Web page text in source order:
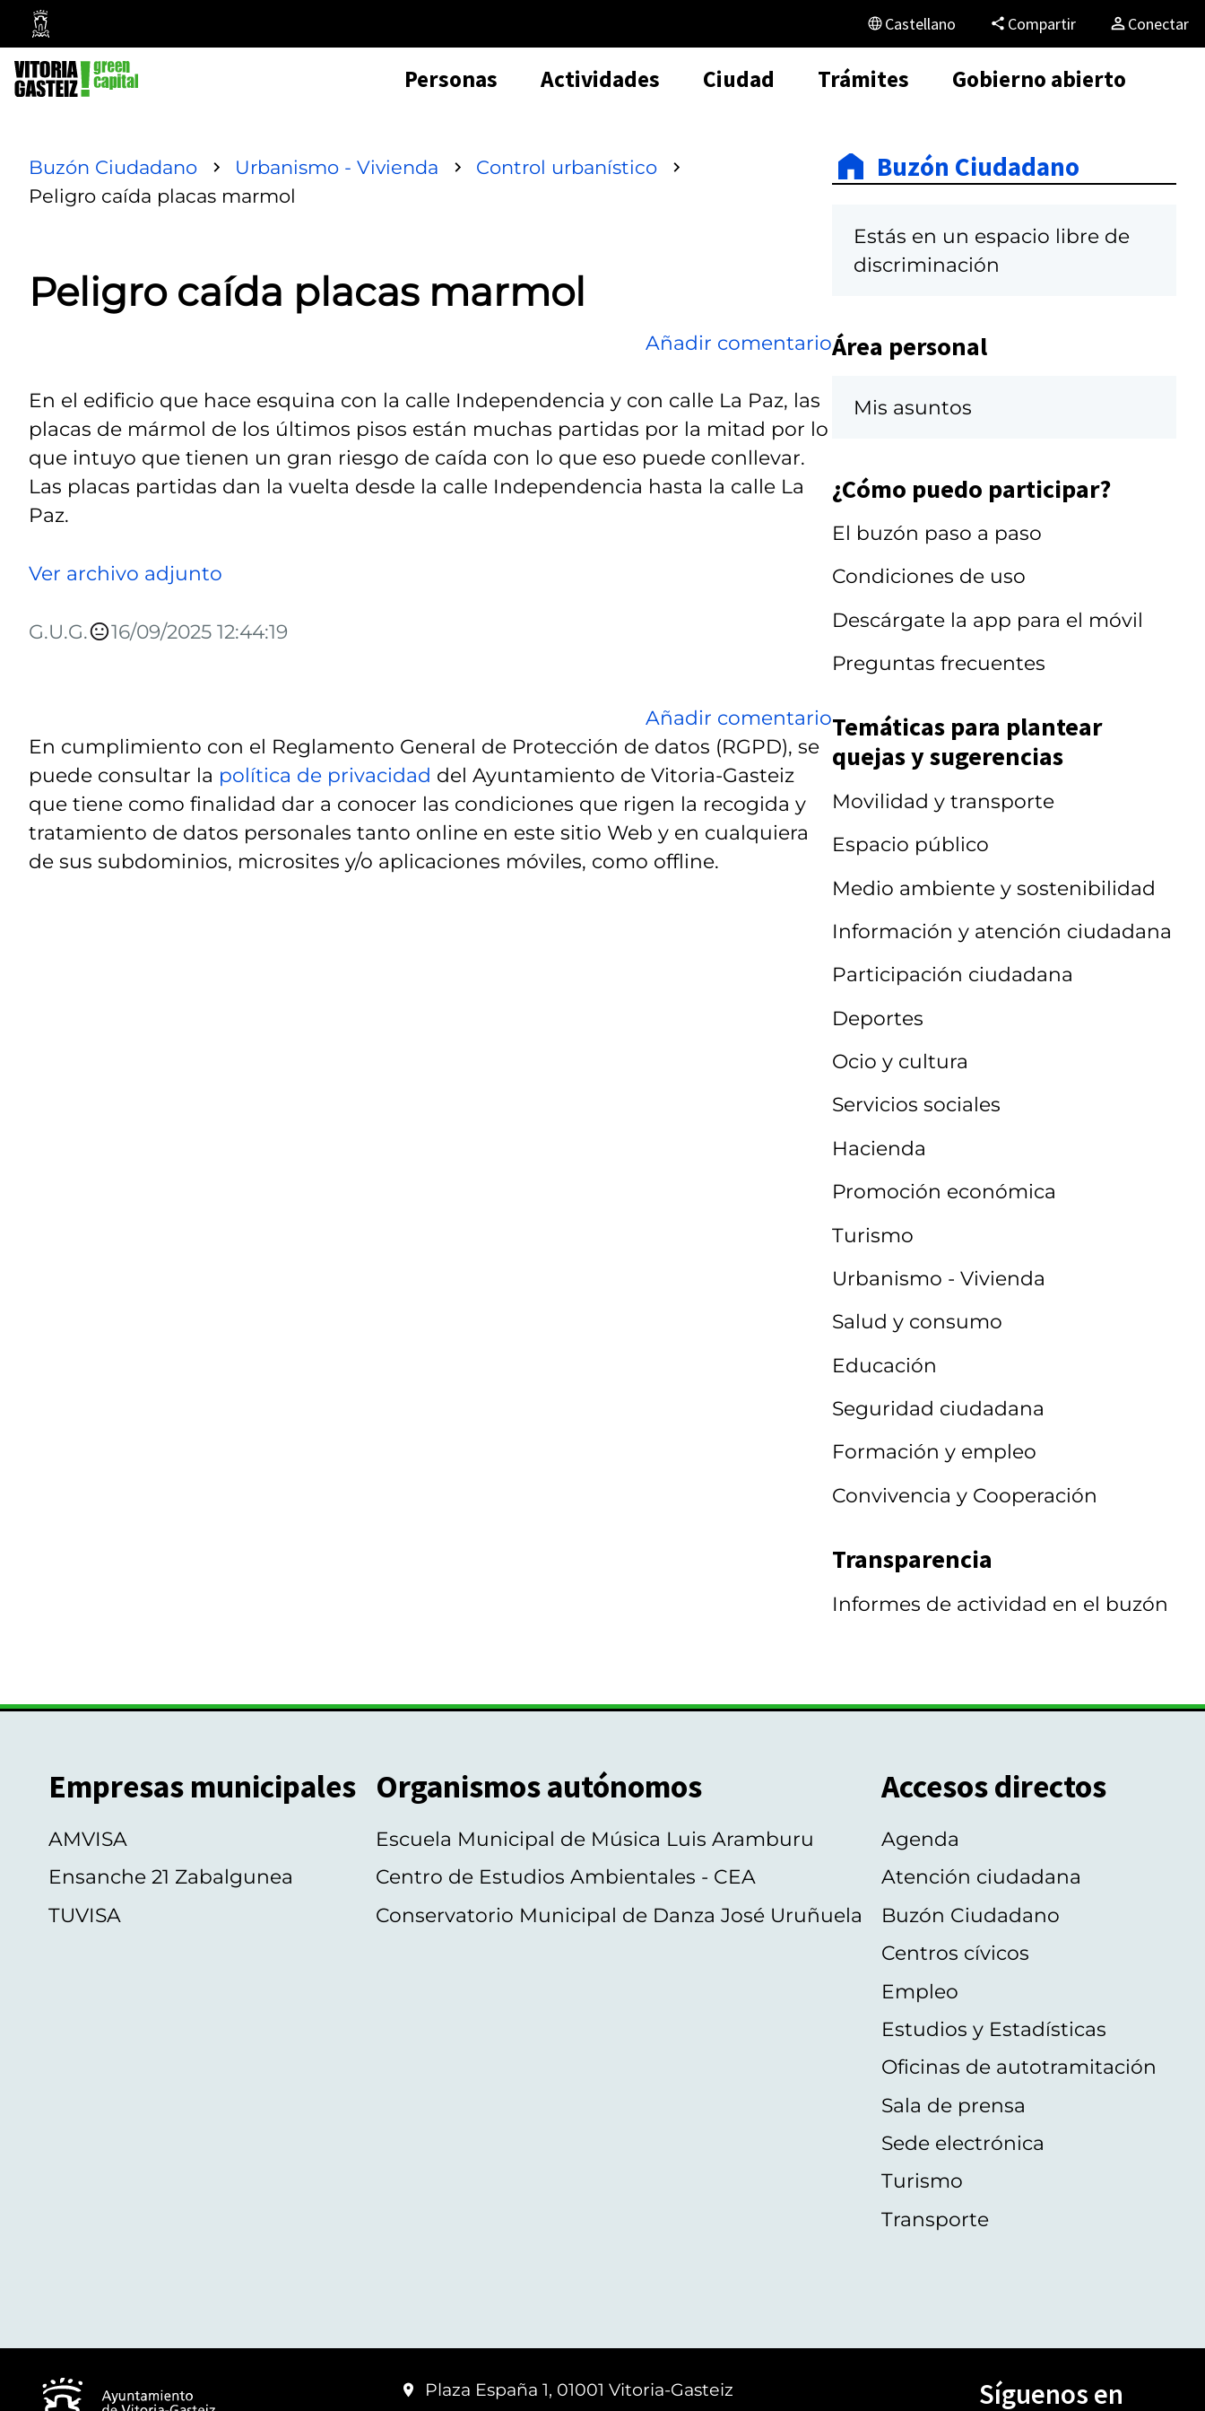
Ayuntamiento
Vitoria-
Gasteiz
Castellano Compartir Conectar
Personas Actividades Ciudad Trámites Gobierno abierto
Buzón Ciudadano Urbanismo - Vivienda
Control urbanístico
Peligro caída placas marmol
Peligro caída placas marmol
Añadir comentario
En el edificio que hace esquina con la calle Independencia y con calle La Paz, las
placas de mármol de los últimos pisos están muchas partidas por la mitad por lo
que intuyo que tienen un gran riesgo de caída con lo que eso puede conllevar.
Las placas partidas dan la vuelta desde la calle Independencia hasta la calle La
Paz.
Ver archivo adjunto
G.U.G. 16/09/2025 12:44:19
Añadir comentario
En cumplimiento con el Reglamento General de Protección de datos (RGPD), se
puede consultar la política de privacidad del Ayuntamiento de Vitoria-Gasteiz
que tiene como finalidad dar a conocer las condiciones que rigen la recogida y
tratamiento de datos personales tanto online en este sitio Web y en cualquiera
de sus subdominios, microsites y/o aplicaciones móviles, como offline.
Buzón Ciudadano
Estás en un espacio libre de
discriminación
Área personal
Mis asuntos
¿Cómo puedo participar?
El buzón paso a paso
Condiciones de uso
Descárgate la app para el móvil
Preguntas frecuentes
Temáticas para plantear
quejas y sugerencias
Movilidad y transporte
Espacio público
Medio ambiente y sostenibilidad
Información y atención ciudadana
Participación ciudadana
Deportes
Ocio y cultura
Servicios sociales
Hacienda
Promoción económica
Turismo
Urbanismo - Vivienda
Salud y consumo
Educación
Seguridad ciudadana
Formación y empleo
Convivencia y Cooperación
Transparencia
Informes de actividad en el buzón
Empresas municipales
AMVISA
Ensanche 21 Zabalgunea
TUVISA
Organismos autónomos
Escuela Municipal de Música Luis Aramburu
Centro de Estudios Ambientales - CEA
Conservatorio Municipal de Danza José Uruñuela
Accesos directos
Agenda
Atención ciudadana
Buzón Ciudadano
Centros cívicos
Empleo
Estudios y Estadísticas
Oficinas de autotramitación
Sala de prensa
Sede electrónica
Turismo
Transporte
Plaza España 1, 01001 Vitoria-Gasteiz Síguenos en